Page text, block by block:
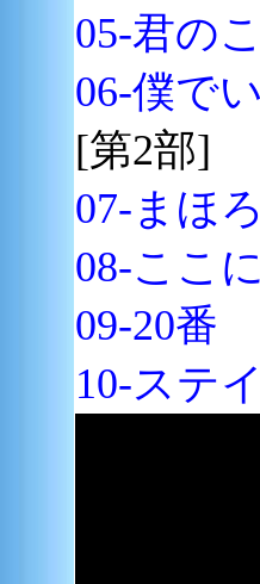
05-君の
06-僕で
[第2部]
07-まほ
08-ここ
09-20番
10-ステ